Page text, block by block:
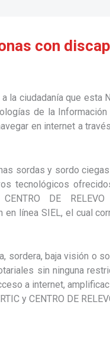
con
la ciudadanía que esta
de la
en internet a
sordas y sordo
tecnológicos
DE
línea SIEL, el cual
sordera, baja visión o
sin ninguna
a internet,
y CENTRO DE